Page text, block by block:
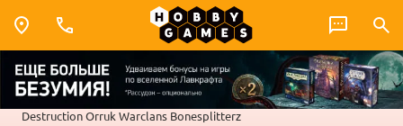
DestructionOrruk Warclans Bonesplitterz